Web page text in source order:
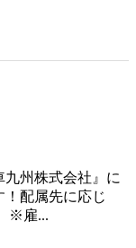
州株式会社』に
配属先に応じ
※雇...